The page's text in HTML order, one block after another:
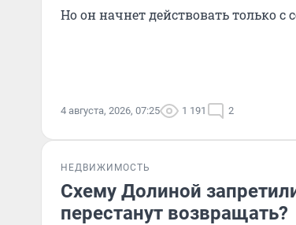
Но он начнет действовать только с
4 августа, 2026, 07:25 1 191 2
НЕДВИЖИМОСТЬ
Схему Долиной
перестанут возвращать?